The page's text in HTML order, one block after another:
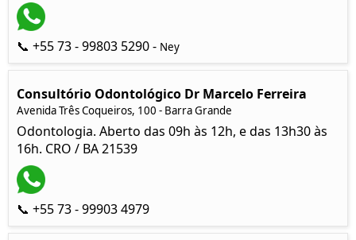
📞 +55 73 - 99803 5290 - Ney
Consultório Odontológico Dr Marcelo Ferreira
Avenida Três Coqueiros, 100 - Barra Grande
Odontologia. Aberto das 09h às 12h, e das 13h30 às
16h. CRO / BA 21539
📞 +55 73 - 99903 4979